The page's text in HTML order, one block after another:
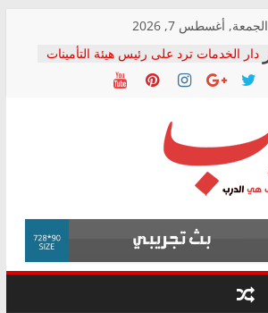
الجمعة, أغسطس 7, 2026
دار الخدمات ترد على رئيس هيئة التأمينات
بعد مؤتمره الصحفي: إنكار الأزمة لا ينهي
معاناة أصحاب المعاشات.. ونطالب بكشف
فرحات سليمان يكتب: القطاع الصحي إلى
أين؟
حزب التحالف الشعبي يطلق لجنة “الحق
في الصحة” بالإسكندرية لرصد الانتهاكات
ودعم المرضى
الوزاري لمدينة الصحفيين.. وانتهاء أعمال
إنشاء المبنى الإداري
المجلس القومي لحقوق الإنسان يعلن
متابعة قضية الدكتور محمد زهران.. ويؤكد:
قرينة البراءة وضمانات المحاكمة العادلة